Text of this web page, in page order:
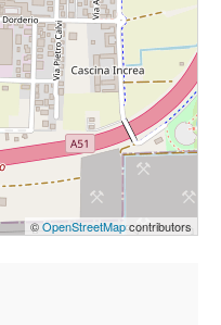
©OpenStreetMapcontributors